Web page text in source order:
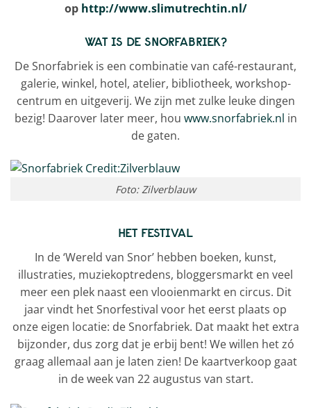
ophttp://www.slimutrechtin.nl/
WAT IS DE SNORFABRIEK?
De Snorfabriek is een combinatie van café-restaurant,
galerie, winkel, hotel, atelier, bibliotheek, workshop-
centrum en uitgeverij. We zijn met zulke leuke dingen
bezig! Daarover later meer, hou www.snorfabriek.nl in
de gaten.
Foto: Zilverblauw
HET FESTIVAL
In de ‘Wereld van Snor’ hebben boeken, kunst,
illustraties, muziekoptredens, bloggersmarkt en veel
meer een plek naast een vlooienmarkt en circus. Dit
jaar vindt het Snorfestival voor het eerst plaats op
onze eigen locatie: de Snorfabriek. Dat maakt het extra
bijzonder, dus zorg dat je erbij bent! We willen het zó
graag allemaal aan je laten zien! De kaartverkoop gaat
in de week van 22 augustus van start.